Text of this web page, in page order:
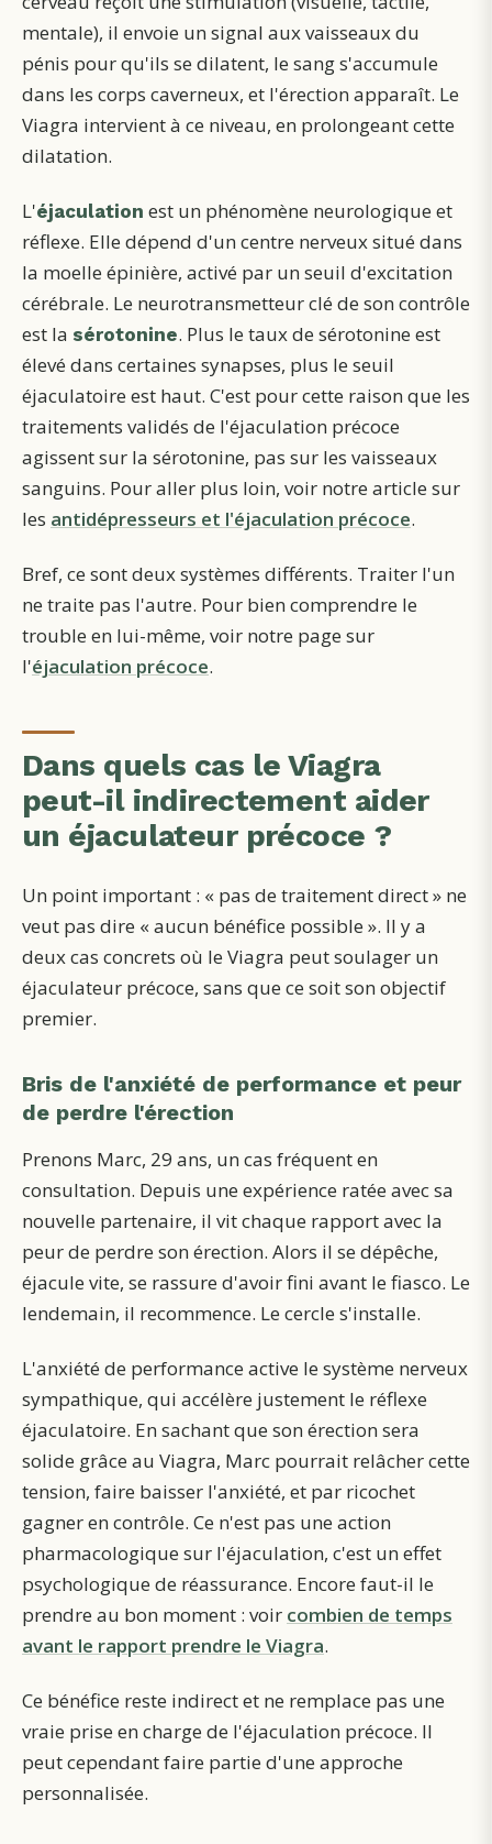
mentale), il envoie un signal aux vaisseaux du
pénis pour qu'ils se dilatent, le sang s'accumule
dans les corps caverneux, et l'érection apparaît. Le
Viagra intervient à ce niveau, en prolongeant cette
dilatation.
L'éjaculation est un phénomène neurologique et
réflexe. Elle dépend d'un centre nerveux situé dans
la moelle épinière, activé par un seuil d'excitation
cérébrale. Le neurotransmetteur clé de son contrôle
est la sérotonine. Plus le taux de sérotonine est
élevé dans certaines synapses, plus le seuil
éjaculatoire est haut. C'est pour cette raison que les
traitements validés de l'éjaculation précoce
agissent sur la sérotonine, pas sur les vaisseaux
sanguins. Pour aller plus loin, voir notre article sur
les antidépresseurs et l'éjaculation précoce.
Bref, ce sont deux systèmes différents. Traiter l'un
ne traite pas l'autre. Pour bien comprendre le
trouble en lui-même, voir notre page sur
l'éjaculation précoce.
Dans quels cas le Viagra
peut-il indirectement aider
un éjaculateur précoce ?
Un point important : « pas de traitement direct » ne
veut pas dire « aucun bénéfice possible ». Il y a
deux cas concrets où le Viagra peut soulager un
éjaculateur précoce, sans que ce soit son objectif
premier.
Bris de l'anxiété de performance et peur
de perdre l'érection
Prenons Marc, 29 ans, un cas fréquent en
consultation. Depuis une expérience ratée avec sa
nouvelle partenaire, il vit chaque rapport avec la
peur de perdre son érection. Alors il se dépêche,
éjacule vite, se rassure d'avoir fini avant le fiasco. Le
lendemain, il recommence. Le cercle s'installe.
L'anxiété de performance active le système nerveux
sympathique, qui accélère justement le réflexe
éjaculatoire. En sachant que son érection sera
solide grâce au Viagra, Marc pourrait relâcher cette
tension, faire baisser l'anxiété, et par ricochet
gagner en contrôle. Ce n'est pas une action
pharmacologique sur l'éjaculation, c'est un effet
psychologique de réassurance. Encore faut-il le
prendre au bon moment : voir combien de temps
avant le rapport prendre le Viagra.
Ce bénéfice reste indirect et ne remplace pas une
vraie prise en charge de l'éjaculation précoce. Il
peut cependant faire partie d'une approche
personnalisée.